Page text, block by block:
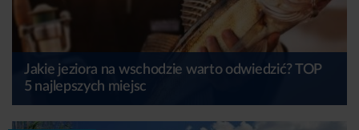
Jakie jeziora na wschodzie warto odwiedzić? TOP
5 najlepszych miejsc